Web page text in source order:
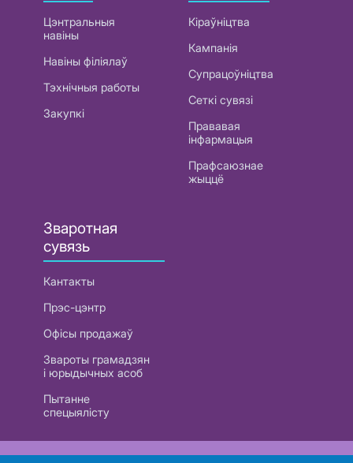
Цэнтральныя
навіны
Навіны філіялаў
Тэхнічныя работы
Закупкі
Кіраўніцтва
Кампанія
Супрацоўніцтва
Сеткі сувязі
Прававая
інфармацыя
Прафсаюзнае
жыццё
Зваротная
сувязь
Кантакты
Прэс-цэнтр
Офісы продажаў
Звароты грамадзян
і юрыдычных асоб
Пытанне
спецыялісту